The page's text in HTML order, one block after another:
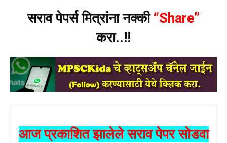
सराव पेपर्स मित्रांना नक्की“Share”
करा..!!
आज प्रकाशित झालेले सराव पेपर सोडवा